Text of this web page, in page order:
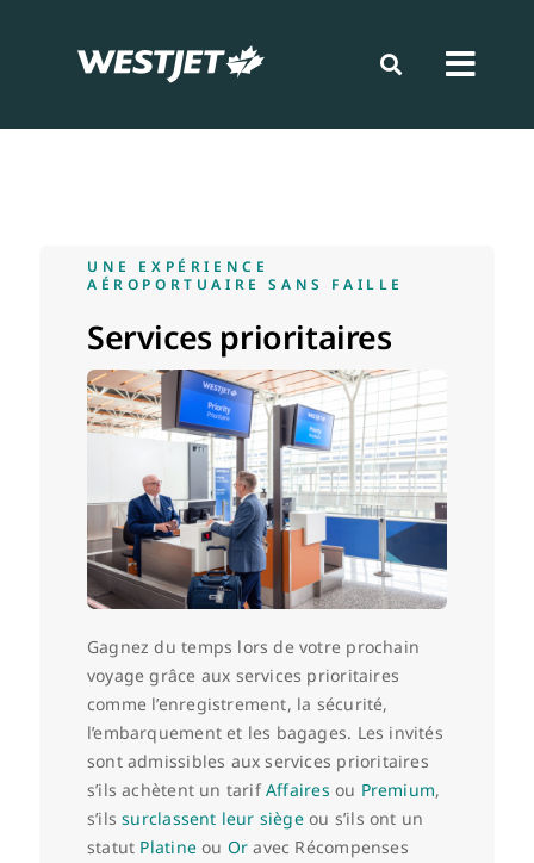
Fidélisation
UNE EXPÉRIENCE
AÉROPORTUAIRE SANS FAILLE
Services prioritaires
Gagnez du temps lors de votre prochain
voyage grâce aux services prioritaires
comme l’enregistrement, la sécurité,
l’embarquement et les bagages. Les invités
sont admissibles aux services prioritaires
s’ils achètent un tarifAffaires ou Premium,
s’ilssurclassent leur siègeou s’ils ont un
statut Platineou Or avec Récompenses